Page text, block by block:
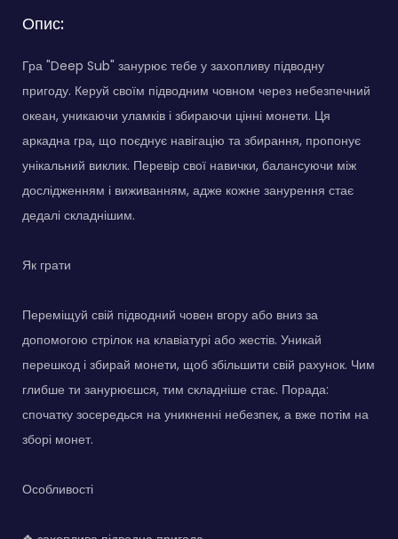
Опис:
Гра "Deep Sub" занурює тебе у захопливу підводну
пригоду. Керуй своїм підводним човном через небезпечний
океан, уникаючи уламків і збираючи цінні монети. Ця
аркадна гра, що поєднує навігацію та збирання, пропонує
унікальний виклик. Перевір свої навички, балансуючи між
дослідженням і виживанням, адже кожне занурення стає
дедалі складнішим.
Як грати
Переміщуй свій підводний човен вгору або вниз за
допомогою стрілок на клавіатурі або жестів. Уникай
перешкод і збирай монети, щоб збільшити свій рахунок. Чим
глибше ти занурюєшся, тим складніше стає. Порада:
спочатку зосередься на уникненні небезпек, а вже потім на
зборі монет.
Особливості